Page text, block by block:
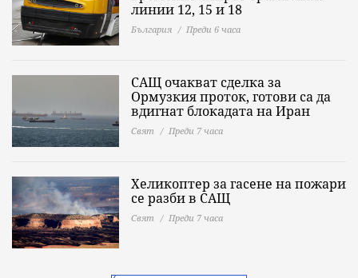
линии 12, 15 и 18
България Преди 6 часа
САЩ очакват сделка за
Ормузкия проток, готови са да
вдигнат блокадата на Иран
Свят Преди 7 часа
Хеликоптер за гасене на пожари
се разби в САЩ
Свят Преди 7 часа